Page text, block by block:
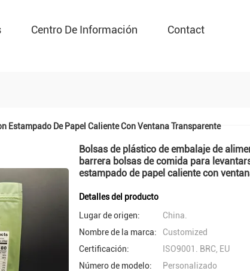
Centro De Información Contact
Estampado De Papel Caliente Con Ventana Transparente
Bolsas de plástico de embalaje de
barrera bolsas de comida para
estampado de papel caliente con
Detalles del producto
Lugar de origen:
China.
Nombre de la marca:
Customized
Certificación:
ISO9001. BRC, EU
Número de modelo:
Personalizado